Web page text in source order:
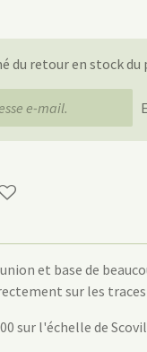
du retour en stock du
et base de
sur les
sur l'échelle de